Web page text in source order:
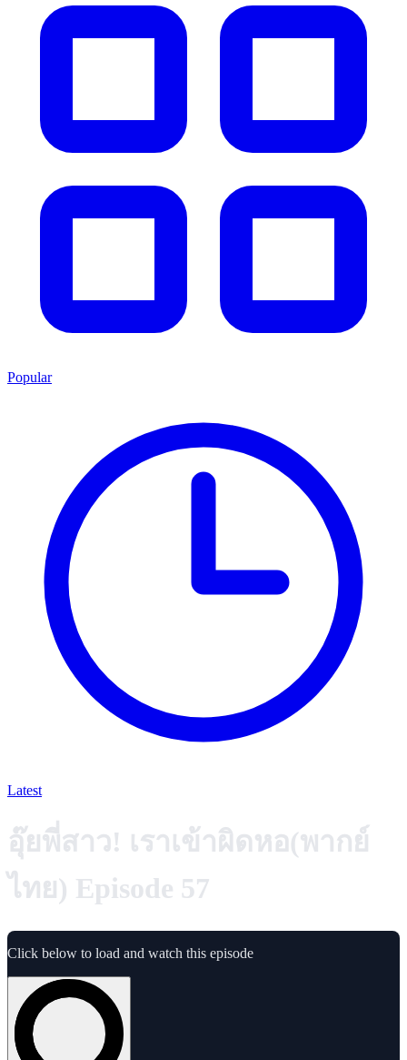
Popular
Latest
อุ๊ยพี่สาว! เราเข้าผิดหอ(พากย์
ไทย) Episode 57
Click below to load and watch this episode